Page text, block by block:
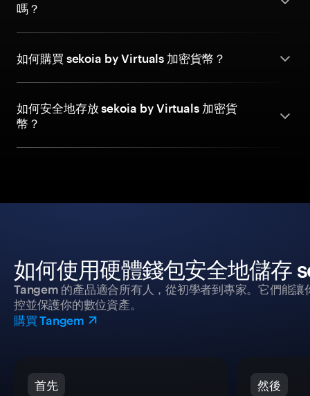
嗎？
如何購買 sekoia by Virtuals 加密貨幣？
如何安全地存放 sekoia by Virtuals 加密貨
幣？
如何使用硬體錢包安全地儲存
Tangem 的產品適合所有人，從初學者到專家。它們能
控並保護你的數位資產。
購買 Tangem
首先 然後